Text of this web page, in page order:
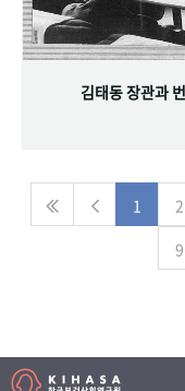
김태동 장관과
1 2
9